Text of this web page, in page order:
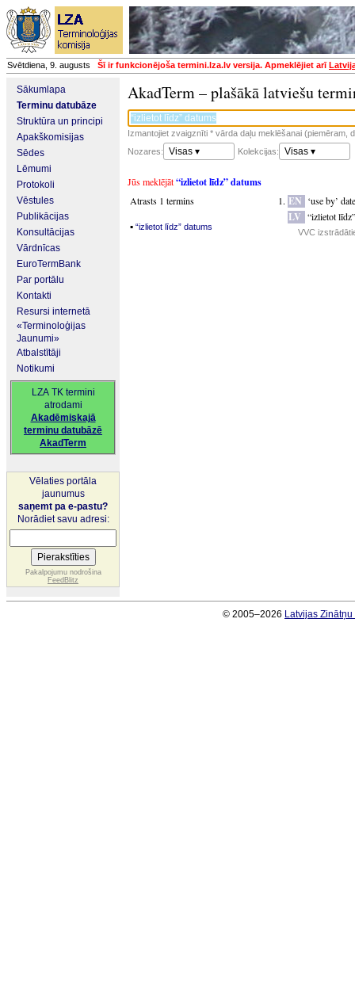
Svētdiena, 9. augusts Šī ir funkcionējoša termini.lza.lv versija. Apmeklējiet arī
Sākumlapa
Terminu datubāze
Struktūra un principi
Apakškomisijas
Sēdes
Lēmumi
Protokoli
Vēstules
Publikācijas
Konsultācijas
Vārdnīcas
EuroTermBank
Par portālu
Kontakti
Resursi internetā
«Terminoloģijas
Jaunumi»
Atbalstītāji
Notikumi
LZA TK termini
atrodami
Akadēmiskajā
terminu datubāzē
AkadTerm
Vēlaties portāla
jaunumus
saņemt pa e-pastu?
Norādiet savu adresi:
Pakalpojumu nodrošina
FeedBlitz
AkadTerm – plašākā latviešu
Izmantojiet zvaigznīti * vārda daļu meklēšanai (piemēram,
Nozares:
Visas ▾ Kolekcijas: Visas ▾
Jūs meklējāt“izlietot līdz” datums
Atrasts 1 termins
▪ “izlietot līdz” datums
EN ‘use by’ date
LV “izlietot
VVC
© 2005–2026 Latvijas